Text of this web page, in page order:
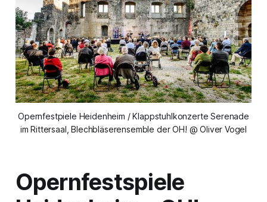
Opernfestpiele Heidenheim / Klappstuhlkonzerte Serenade
im Rittersaal, Blechbläserensemble der OH! @ Oliver Vogel
Opernfestspiele